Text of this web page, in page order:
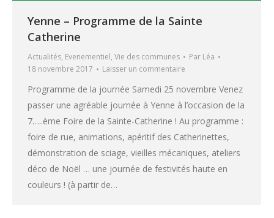
Yenne – Programme de la Sainte
Catherine
Actualités, Evenementiel, Vie des communes Par Léa
18 novembre 2017
Laisser un commentaire
Programme de la journée Samedi 25 novembre Venez
passer une agréable journée à Yenne à l’occasion de la
7…..ème Foire de la Sainte-Catherine ! Au programme :
foire de rue, animations, apéritif des Catherinettes,
démonstration de sciage, vieilles mécaniques, ateliers
déco de Noël … une journée de festivités haute en
couleurs ! (à partir de…